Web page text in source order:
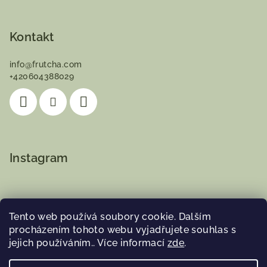
Tento web používá soubory cookie. Dalším
procházením tohoto webu vyjadřujete souhlas s
jejich používáním.. Více informací zde.
Kontakt
info@frutcha.com
+420604388029
Instagram
Sledovat na Instagramu